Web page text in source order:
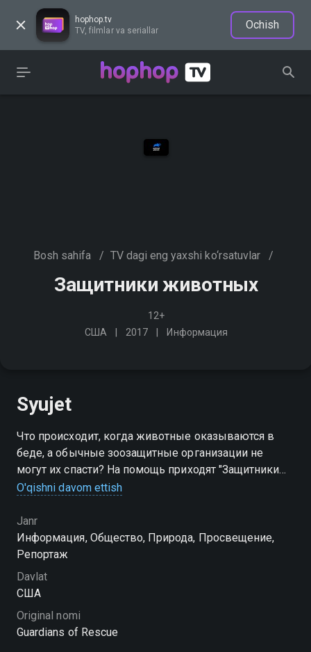
hophop.tv
TV, filmlar va seriallar
Ochish
Bosh sahifa / TV dagi eng yaxshi ko‘rsatuvlar /
Защитники животных
12+
США
2017 Информация
Syujet
Что происходит, когда животные оказываются в
беде, а обычные зоозащитные организации не
могут их спасти? На помощь приходят "Защитники
животных" - действенная, хотя и не столь известная
помочь животным
O'qishni davom ettish
Janr
Информация, Общество, Природа, Просвещение,
Репортаж
Davlat
США
Original nomi
Guardians of Rescue